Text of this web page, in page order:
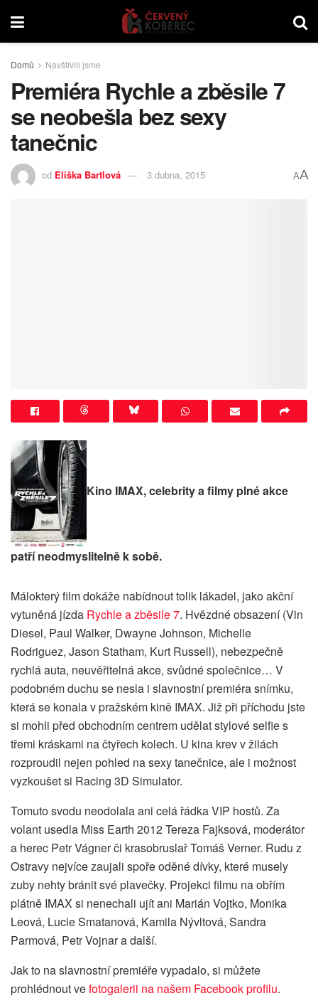
Domů Navštívili jsme
Premiéra Rychle a zběsile 7
se neobešla bez sexy
tanečnic
od Eliška Bartlová 3 dubna, 2015 AA
Kino IMAX, celebrity a filmy plné akce
patří neodmyslitelně k sobě.
Málokterý film dokáže nabídnout tolik lákadel, jako akční
vytuněná jízda Rychle a zběsile 7. Hvězdné obsazení (Vin
Diesel, Paul Walker, Dwayne Johnson, Michelle
Rodriguez, Jason Statham, Kurt Russell), nebezpečně
rychlá auta, neuvěřitelná akce, svůdné společnice… V
podobném duchu se nesla i slavnostní premiéra snímku,
která se konala v pražském kině IMAX. Již při příchodu jste
si mohli před obchodním centrem udělat stylové selfie s
třemi kráskami na čtyřech kolech. U kina krev v žilách
rozproudil nejen pohled na sexy tanečnice, ale i možnost
vyzkoušet si Racing 3D Simulator.
Tomuto svodu neodolala ani celá řádka VIP hostů. Za
volant usedla Miss Earth 2012 Tereza Fajksová, moderátor
a herec Petr Vágner či krasobruslař Tomáš Verner. Rudu z
Ostravy nejvíce zaujali spoře oděné dívky, které musely
zuby nehty bránit své plavečky. Projekci filmu na obřím
plátně IMAX si nenechali ujít ani Marián Vojtko, Monika
Leová, Lucie Smatanová, Kamila Nývltová, Sandra
Parmová, Petr Vojnar a další.
Jak to na slavnostní premiéře vypadalo, si můžete
prohlédnout vefotogalerii na našem Facebook profilu.